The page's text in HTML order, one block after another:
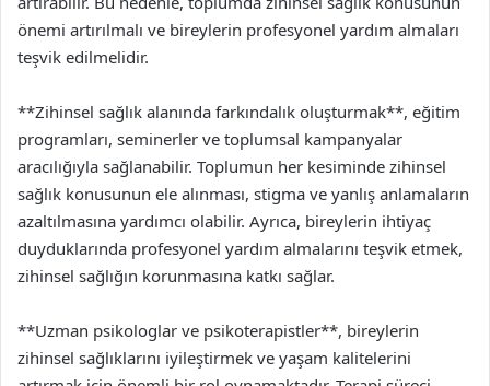
önemi artırılmalı ve bireylerin profesyonel yardım almaları
teşvik edilmelidir.
**Zihinsel sağlık alanında farkındalık oluşturmak**, eğitim
programları, seminerler ve toplumsal kampanyalar
aracılığıyla sağlanabilir. Toplumun her kesiminde zihinsel
sağlık konusunun ele alınması, stigma ve yanlış anlamaların
azaltılmasına yardımcı olabilir. Ayrıca, bireylerin ihtiyaç
duyduklarında profesyonel yardım almalarını teşvik etmek,
zihinsel sağlığın korunmasına katkı sağlar.
**Uzman psikologlar ve psikoterapistler**, bireylerin
zihinsel sağlıklarını iyileştirmek ve yaşam kalitelerini